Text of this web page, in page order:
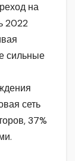
на
2022
сильные
сеть
37%